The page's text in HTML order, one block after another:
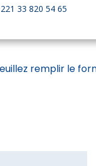
33 820 54 65
remplir le